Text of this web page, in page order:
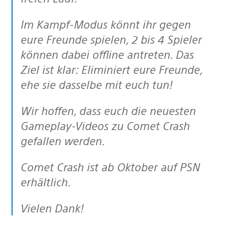
Im Kampf-Modus könnt ihr gegen
eure Freunde spielen, 2 bis 4 Spieler
können dabei offline antreten. Das
Ziel ist klar: Eliminiert eure Freunde,
ehe sie dasselbe mit euch tun!
Wir hoffen, dass euch die neuesten
Gameplay-Videos zu Comet Crash
gefallen werden.
Comet Crash ist ab Oktober auf PSN
erhältlich.
Vielen Dank!